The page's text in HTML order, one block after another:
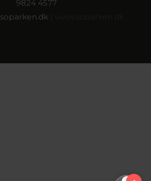
9824 4577
soparken.dk| www.soparken.dk